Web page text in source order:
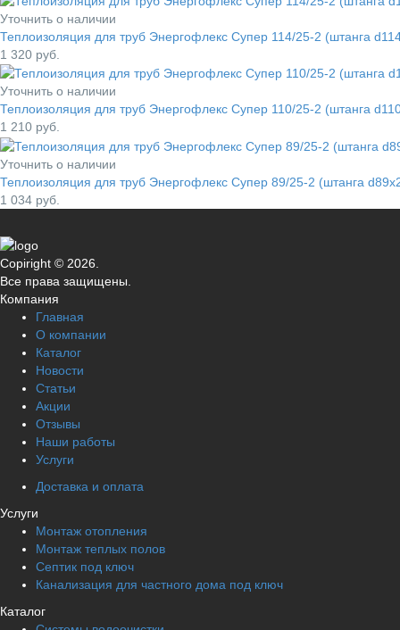
Уточнить о наличии
Теплоизоляция для труб Энергофлекс Супер 114/25-2 (штанга
1 320 руб.
Уточнить о наличии
Теплоизоляция для труб Энергофлекс Супер 110/25-2 (штанга
1 210 руб.
Уточнить о наличии
Теплоизоляция для труб Энергофлекс Супер 89/25-2 (штанга
1 034 руб.
Copiright © 2026.
Все права защищены.
Компания
Главная
О компании
Каталог
Новости
Статьи
Акции
Отзывы
Наши работы
Услуги
Доставка и оплата
Услуги
Монтаж отопления
Монтаж теплых полов
Септик под ключ
Канализация для частного дома под ключ
Каталог